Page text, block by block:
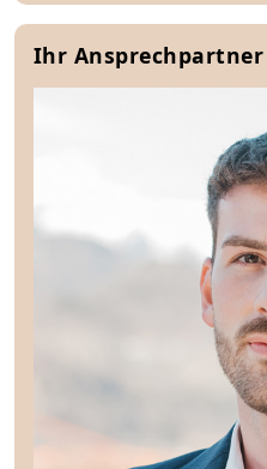
Ihr Ansprechpartner